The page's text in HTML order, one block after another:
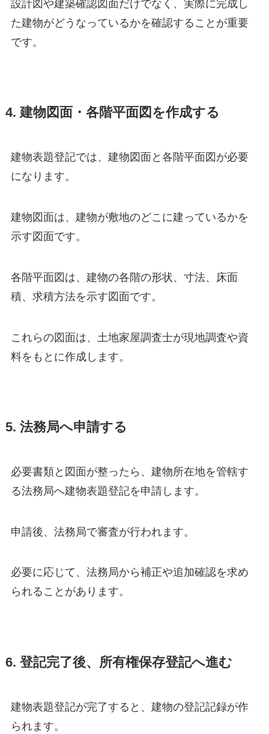
設計図や建築確認図面だけでなく、実際に完成し
た建物がどうなっているかを確認することが重要
です。
4. 建物図面・各階平面図を作成する
建物表題登記では、建物図面と各階平面図が必要
になります。
建物図面は、建物が敷地のどこに建っているかを
示す図面です。
各階平面図は、建物の各階の形状、寸法、床面
積、求積方法を示す図面です。
これらの図面は、土地家屋調査士が現地調査や資
料をもとに作成します。
5. 法務局へ申請する
必要書類と図面が整ったら、建物所在地を管轄す
る法務局へ建物表題登記を申請します。
申請後、法務局で審査が行われます。
必要に応じて、法務局から補正や追加確認を求め
られることがあります。
6. 登記完了後、所有権保存登記へ進む
建物表題登記が完了すると、建物の登記記録が作
られます。